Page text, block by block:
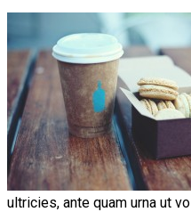
ultricies, ante quam urna ut